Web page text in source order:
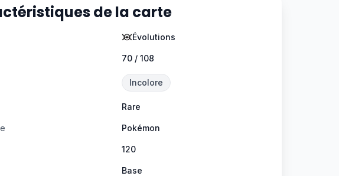
de la carte
Évolutions
70 / 108
Incolore
Rare
Pokémon
120
Base